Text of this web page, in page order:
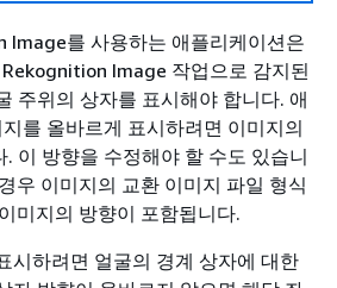
Image를 사용하는 애플리케이션은
Image 작업으로 감지된
주위의 상자를 표시해야 합니다. 애
를 올바르게 표시하려면 이미지의
이 방향을 수정해야 할 수도 있습니
우 이미지의 교환 이미지 파일 형식
미지의 방향이 포함됩니다.
시하려면 얼굴의 경계 상자에 대한